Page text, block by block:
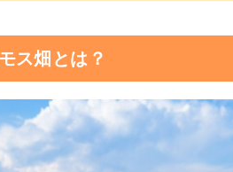
ス畑とは？